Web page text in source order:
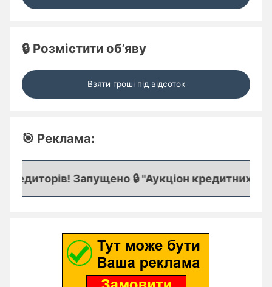
🔒 Розмістити об’яву
Взяти гроші під відсоток
🎯 Реклама:
Запущено 🔒 "Аукціон кредитних